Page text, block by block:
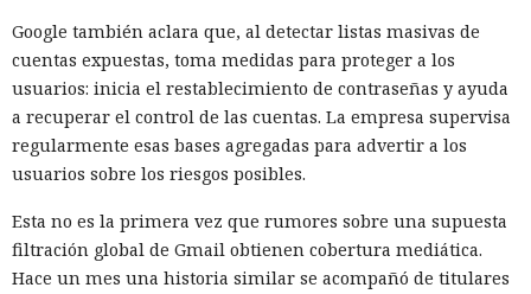
Google también aclara que, al detectar listas masivas de
cuentas expuestas, toma medidas para proteger a los
usuarios: inicia el restablecimiento de contraseñas y ayuda
a recuperar el control de las cuentas. La empresa supervisa
regularmente esas bases agregadas para advertir a los
usuarios sobre los riesgos posibles.
Esta no es la primera vez que rumores sobre una supuesta
filtración global de Gmail obtienen cobertura mediática.
Hace un mes una historia similar se acompañó de titulares